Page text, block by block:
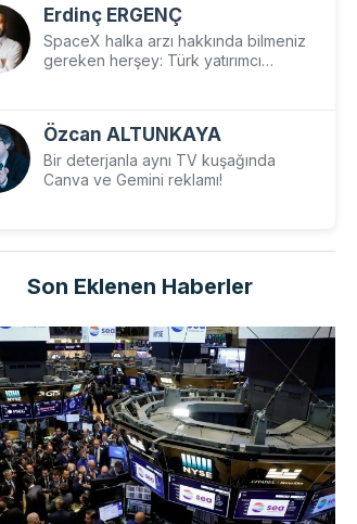
Erdinç ERGENÇ
SpaceX halka arzı hakkında bilmeniz
gereken herşey: Türk yatırımcı
Özcan ALTUNKAYA
Bir deterjanla aynı TV kuşağında
Canva ve Gemini reklamı!
Son Eklenen Haberler